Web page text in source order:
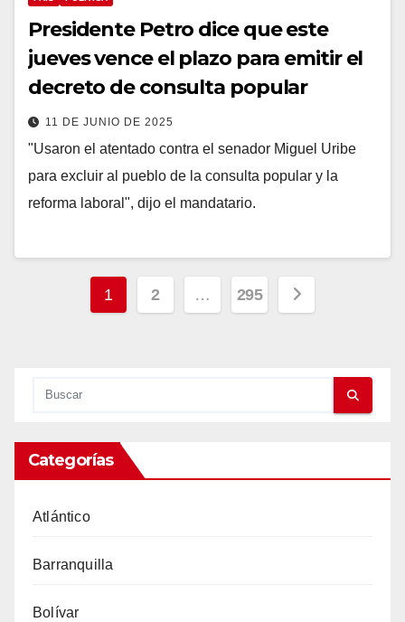
Presidente Petro dice que este
jueves vence el plazo para emitir el
decreto de consulta popular
11 DE JUNIO DE 2025
"Usaron el atentado contra el senador Miguel Uribe
para excluir al pueblo de la consulta popular y la
reforma laboral", dijo el mandatario.
Paginación
1 2 … 295
Categorías
Atlántico
Barranquilla
Bolívar